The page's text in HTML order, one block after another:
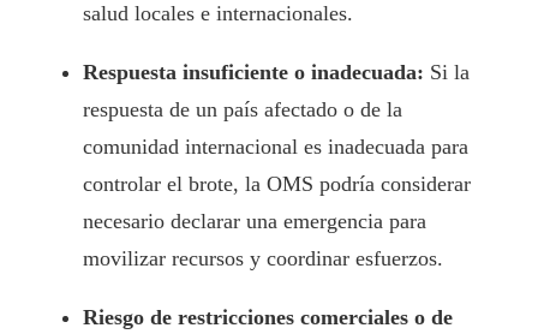
salud locales e internacionales.
Respuesta insuficiente o inadecuada: Si la
respuesta de un país afectado o de la
comunidad internacional es inadecuada para
controlar el brote, la OMS podría considerar
necesario declarar una emergencia para
movilizar recursos y coordinar esfuerzos.
Riesgo de restricciones comerciales o de